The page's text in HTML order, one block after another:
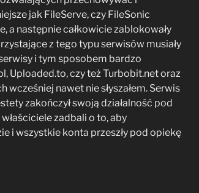
jak FileServe, czy FileSonic
a następnie całkowicie zablokowały
z tego typu serwisów musiały
i tym sposobem bardzo
Uploaded.to, czy też Turbobit.net oraz
wcześniej nawet nie słyszałem. Serwis
zakończył swoją działalność pod
zadbali o to, aby
i wszystkie konta przeszły pod opiekę